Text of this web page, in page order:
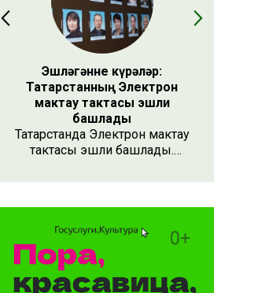
Эшләгәнне күрәләр:
Татарстанның Электрон
мактау тактасы эшли
башлады
Татарстанда Электрон мактау
тактасы эшли башлады.
күрсәтүнең заманча алымы
тупланган. Исемлекне ел
саен яңартып торачаклар.
Лаеклыларга исә махсус
таныклык та бирәчәкләр.